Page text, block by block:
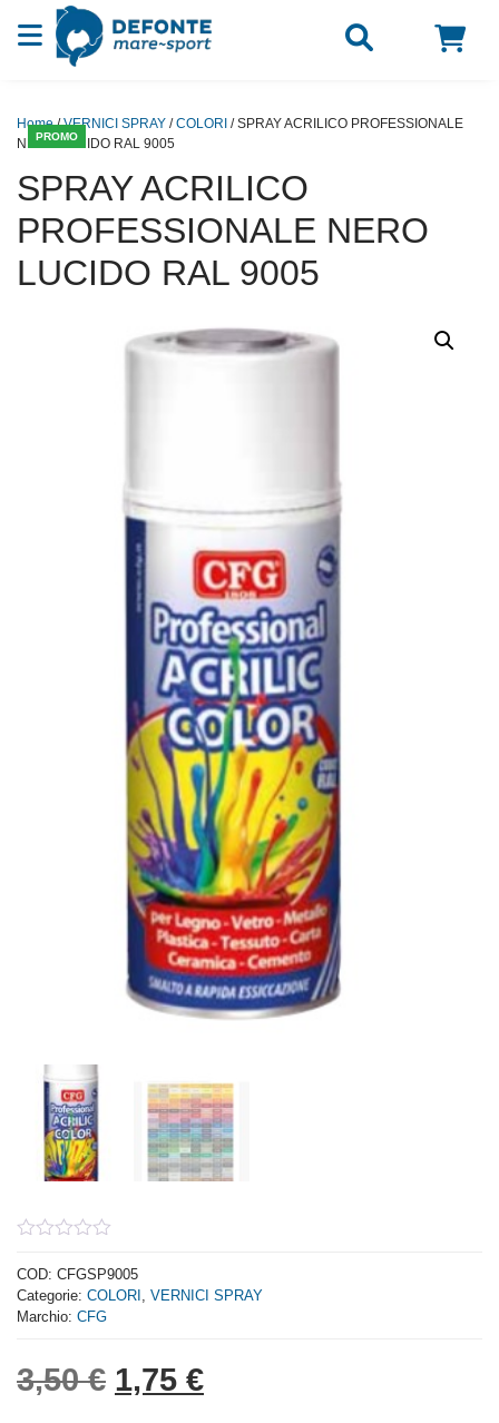
Vai al contenuto
PROMO
Home/VERNICI SPRAY /COLORI / SPRAY ACRILICO PROFESSIONALE
NERO LUCIDO RAL 9005
SPRAY ACRILICO
PROFESSIONALE NERO
LUCIDO RAL 9005
out
of
5
COD: CFGSP9005
Categorie: COLORI
VERNICI SPRAY
Marchio: CFG
3,50€ Il prezzo originale era:
1,75 €Il prezzo attuale è: